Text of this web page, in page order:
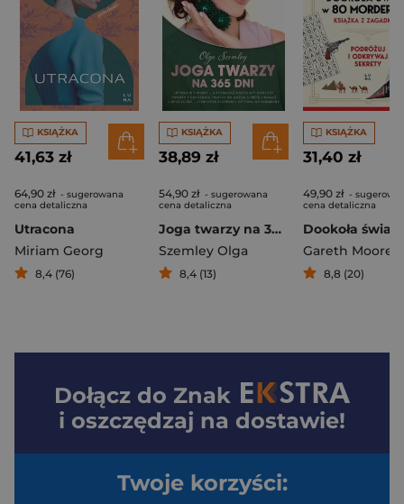
KSIĄŻKA
41,63 zł
64,90 zł - sugerowana
cena detaliczna
Utracona
Miriam Georg
8,4 (76)
KSIĄŻKA
38,89 zł
54,90 zł - sugerowana
cena detaliczna
Joga twarzy na 365 dni
Szemley Olga
8,4 (13)
KSIĄŻKA
31,40 zł
49,90 zł -
cena detaliczna
Gareth Moore
8,8 (20)
Dołącz do Znak
i oszczędzaj na dostawie!
Twoje korzyści: